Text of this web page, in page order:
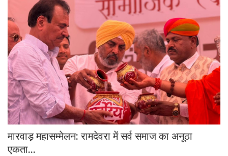
मारवाड़ महासम्मेलन: रामदेवरा में सर्व समाज का अनूठा
एकता...